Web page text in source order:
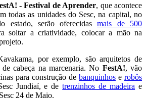
- Festival de Aprender, que acontece
todas as unidades do Sesc, na capital, no
estado, serão oferecidasmais de 500
soltar a criatividade, colocar a mão na
por exemplo, são arquitetos de
cabeça na marcenaria. No FestA!, vão
para construção de banquinhos e robôs
Jundiaí, e detrenzinhos de madeira e
24 de Maio.